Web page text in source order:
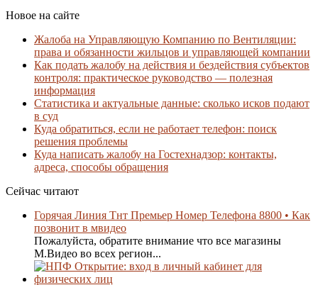
Новое на сайте
Жалоба на Управляющую Компанию по Вентиляции:
права и обязанности жильцов и управляющей компании
Как подать жалобу на действия и бездействия субъектов
контроля: практическое руководство — полезная
информация
Статистика и актуальные данные: сколько исков подают
в суд
Куда обратиться, если не работает телефон: поиск
решения проблемы
Куда написать жалобу на Гостехнадзор: контакты,
адреса, способы обращения
Сейчас читают
Горячая Линия Тнт Премьер Номер Телефона 8800 • Как
позвонит в мвидео
Пожалуйста, обратите внимание что все магазины
М.Видео во всех регион...